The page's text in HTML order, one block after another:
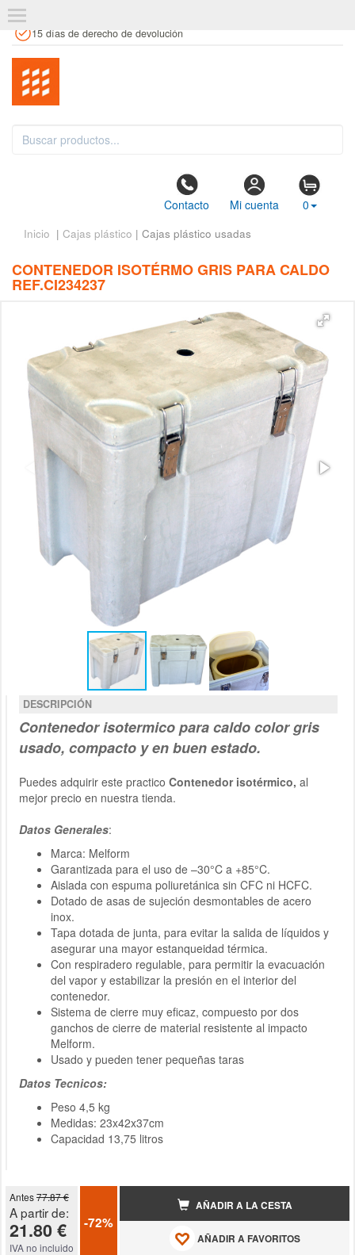
15 días de derecho de devolución
Contacto Mi cuenta 0
Inicio | Cajas plástico | Cajas plástico usadas
CONTENEDOR ISOTÉRMO GRIS PARA CALDO
REF.CI234237
DESCRIPCIÓN
Contenedor isotermico para caldocolor gris
usado, compacto y en buen estado.
Puedes adquirir este practico Contenedor isotérmico, al
mejor precio en nuestra tienda.
Datos Generales:
Marca: Melform
Garantizada para el uso de –30°C a +85°C.
Aislada con espuma poliuretánica sin CFC ni HCFC.
Dotado de asas de sujeción desmontables de acero
inox.
Tapa dotada de junta, para evitar la salida de líquidos y
asegurar una mayor estanqueidad térmica.
Con respiradero regulable, para permitir la evacuación
del vapor y estabilizar la presión en el interior del
contenedor.
Sistema de cierre muy eficaz, compuesto por dos
ganchos de cierre de material resistente al impacto
Melform.
Usado y pueden tener pequeñas taras
Datos Tecnicos:
Peso 4,5 kg
Medidas: 23x42x37cm
Capacidad 13,75 litros
Antes77.87 €
A partir de:
21.80 €
IVA no incluido
-72%
AÑADIR A LA CESTA
AÑADIR A FAVORITOS